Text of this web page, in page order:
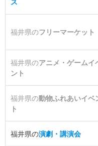
福井県のフリーマーケット
福井県のアニメ・ゲームイ
ント
福井県の動物ふれあいイベ
ト
福井県の演劇・講演会